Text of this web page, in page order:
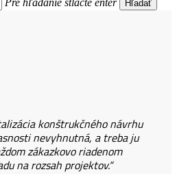
Pre hľadanie stlačte enter Hľadať
konštrukčného návrhu
nevyhnutná, a treba ju
zákazkovo riadenom
na rozsah projektov.“